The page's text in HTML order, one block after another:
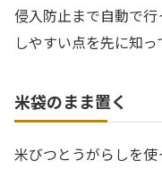
侵入防止まで自動で
しやすい点を先に知っ
米袋のまま置く
米びつとうがらしを